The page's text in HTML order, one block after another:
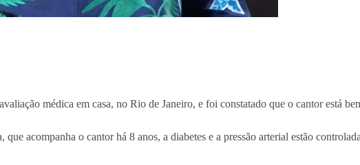
médica em casa, no Rio de Janeiro, e foi constatado que o cantor está
acompanha o cantor há 8 anos, a diabetes e a pressão arterial estão